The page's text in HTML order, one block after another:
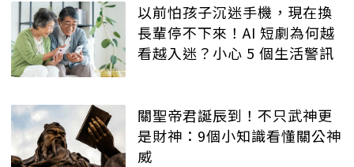
以前怕孩子沉迷手機，現在換
長輩停不下來！AI 短劇為何越
看越入迷？小心 5 個生活警訊
關聖帝君誕辰到！不只武神更
是財神：9個小知識看懂關公神
威